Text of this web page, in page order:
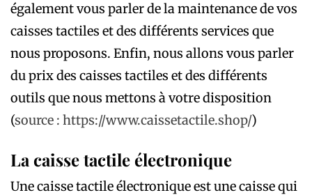
également vous parler de la maintenance de vos
caisses tactiles et des différents services que
nous proposons. Enfin, nous allons vous parler
du prix des caisses tactiles et des différents
outils que nous mettons à votre disposition
(source : https://www.caissetactile.shop/)
La caisse tactile électronique
Une caisse tactile électronique est une caisse qui